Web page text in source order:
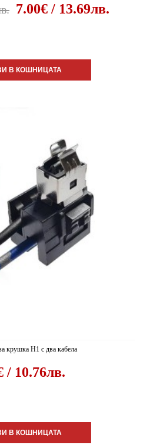
7.00€ / 13.69лв.
В КОШНИЦАТА
крушка H1 с два кабела
/ 10.76лв.
В КОШНИЦАТА